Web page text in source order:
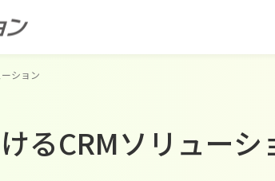
ション
るCRMソリューシ